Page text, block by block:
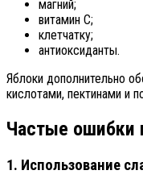
магний;
витамин C;
клетчатку;
антиоксиданты.
Яблоки дополнительно
кислотами, пектинами и
Частые ошибки
1. Использование